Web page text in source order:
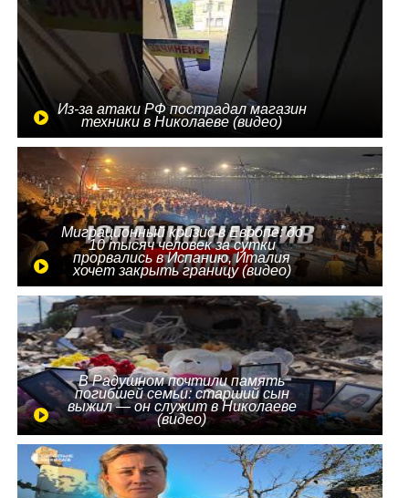
Из-за атаки РФ пострадал магазин
техники в Николаеве (видео)
Миграционный кризис в Европе: до
10 тысяч человек за сутки
прорвались в Испанию, Италия
хочет закрыть границу (видео)
В Радушном почтили память
погибшей семьи: старший сын
выжил — он служит в Николаеве
(видео)